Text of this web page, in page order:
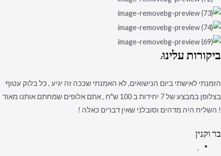
ביקורותעלינו:
הזמנתי לאישתי ביום הנישואים, לא האמנתי שככה זה יגיע , כל בלוק עטוף
בצלופן במבצע של 7 יחידות ב 100 ש"ח , אתם אלופים שמחתם אותנו מאוד
! השליח היה מדהים וסובלני שאין דברים כאלה !
בר וקנין